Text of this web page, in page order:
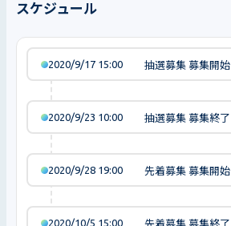
スケジュール
2020/9/17 15:00 抽選募集 募集開始
2020/9/23 10:00 抽選募集 募集終了
2020/9/28 19:00 先着募集 募集開始
2020/10/5 15:00 先着募集 募集終了